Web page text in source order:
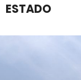
ESTADO